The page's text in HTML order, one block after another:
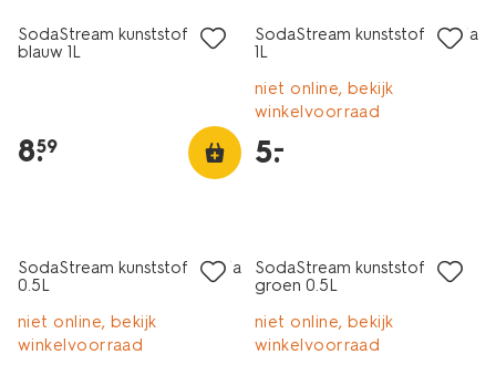
SodaStream kunststof fles
blauw 1L
8.
59
SodaStream kunststof fles lila
1L
niet online, bekijk
winkelvoorraad
5.
–
SodaStream kunststof fles lila
0.5L
niet online, bekijk
winkelvoorraad
SodaStream kunststof fles
groen 0.5L
niet online, bekijk
winkelvoorraad